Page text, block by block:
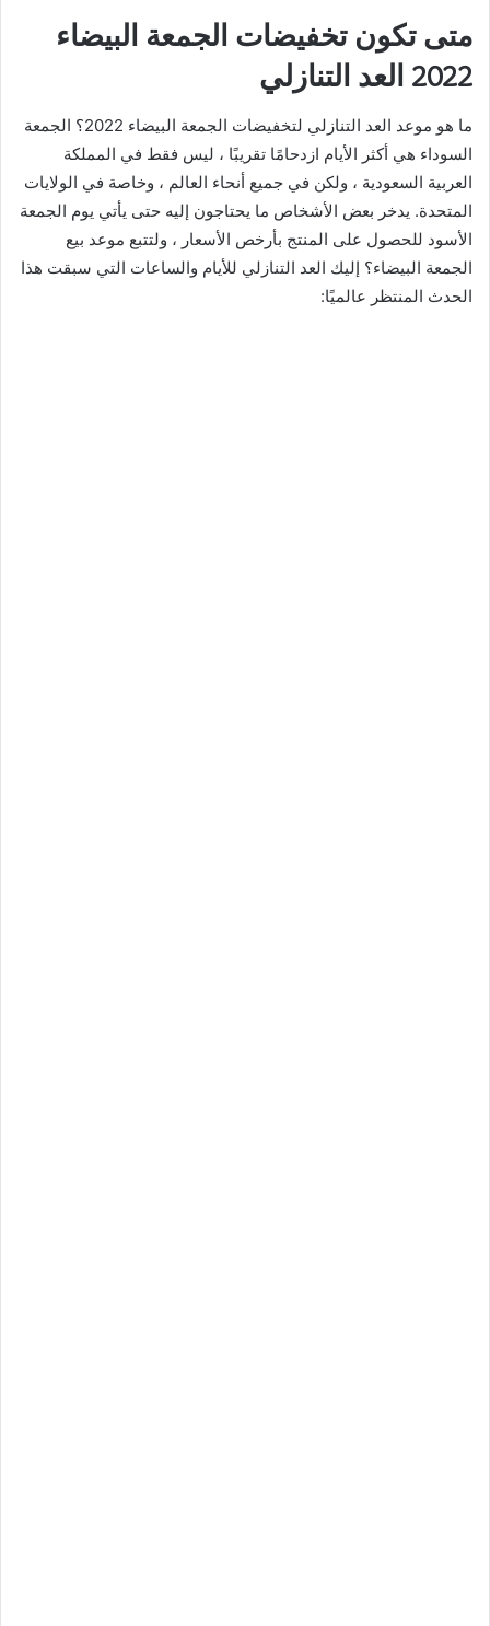
متى تكون تخفيضات الجمعة البيضاء
2022 العد التنازلي
ما هو موعد العد التنازلي لتخفيضات الجمعة البيضاء 2022؟ الجمعة
السوداء هي أكثر الأيام ازدحامًا تقريبًا ، ليس فقط في المملكة
العربية السعودية ، ولكن في جميع أنحاء العالم ، وخاصة في الولايات
المتحدة. يدخر بعض الأشخاص ما يحتاجون إليه حتى يأتي يوم الجمعة
الأسود للحصول على المنتج بأرخص الأسعار ، ولتتبع موعد بيع
الجمعة البيضاء؟ إليك العد التنازلي للأيام والساعات التي سبقت هذا
الحدث المنتظر عالميًا: